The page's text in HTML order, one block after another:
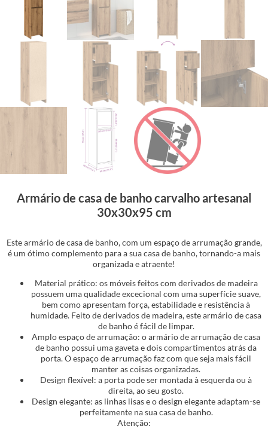
Armário de casa de banho carvalho artesanal
30x30x95 cm
Este armário de casa de banho, com um espaço de arrumação grande,
é um ótimo complemento para a sua casa de banho, tornando-a mais
organizada e atraente!
Material prático: os móveis feitos com derivados de madeira
possuem uma qualidade excecional com uma superfície suave,
bem como apresentam força, estabilidade e resistência à
humidade. Feito de derivados de madeira, este armário de casa
de banho é fácil de limpar.
Amplo espaço de arrumação: o armário de arrumação de casa
de banho possui uma gaveta e dois compartimentos atrás da
porta. O espaço de arrumação faz com que seja mais fácil
manter as coisas organizadas.
Design flexível: a porta pode ser montada à esquerda ou à
direita, ao seu gosto.
Design elegante: as linhas lisas e o design elegante adaptam-se
perfeitamente na sua casa de banho.
Atenção: